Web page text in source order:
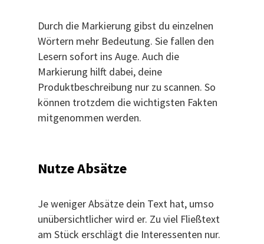
Durch die Markierung gibst du einzelnen
Wörtern mehr Bedeutung. Sie fallen den
Lesern sofort ins Auge. Auch die
Markierung hilft dabei, deine
Produktbeschreibung nur zu scannen. So
können trotzdem die wichtigsten Fakten
mitgenommen werden.
Nutze Absätze
Je weniger Absätze dein Text hat, umso
unübersichtlicher wird er. Zu viel Fließtext
am Stück erschlägt die Interessenten nur.